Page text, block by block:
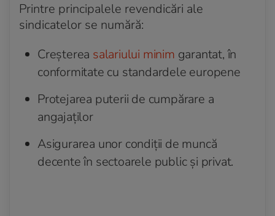
Printre principalele revendicări ale
sindicatelor se numără:
Creșterea salariului minim garantat, în
conformitate cu standardele europene
Protejarea puterii de cumpărare a
angajaților
Asigurarea unor condiții de muncă
decente în sectoarele public și privat.